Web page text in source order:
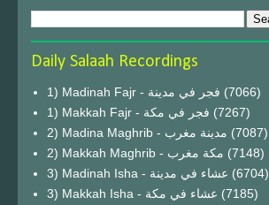
Daily Salaah Recordings
1) Madinah Fajr - فجر في مدينة (7066)
1) Makkah Fajr - فجر في مكة (7267)
2) Madina Maghrib - مدينة مغرب (7087)
2) Makkah Maghrib - مكة مغرب (7148)
3) Madinah Isha - عشاء في مدينة (6704)
3) Makkah Isha - عشاء في مكة (7185)